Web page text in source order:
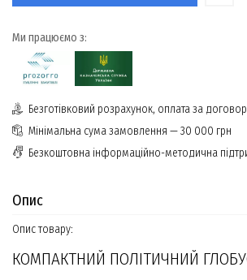
Ми працюємо з:
Безготівковий розрахунок, оплата за
Мінімальна сума замовлення — 30 000 грн
Безкоштовна інформаційно-методична
Опис
Опис товару:
КОМПАКТНИЙ ПОЛІТИЧНИЙ